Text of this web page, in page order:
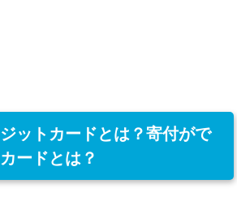
ットカードとは？寄付がで
ードとは？